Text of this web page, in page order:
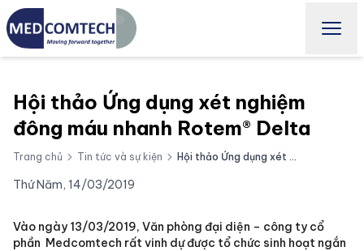
Hội thảo Ứng dụng xét nghiệm
đông máu nhanh Rotem® Delta
Trang chủ Tin tức và sự kiện Hội thảo Ứng dụng xét nghiệm đông máu nhanh Rotem® Delta
Thứ Năm, 14/03/2019
Vào ngày 13/03/2019, Văn phòng đại diện – công ty cổ
phần Medcomtech rất vinh dự được tổ chức sinh hoạt ngắn